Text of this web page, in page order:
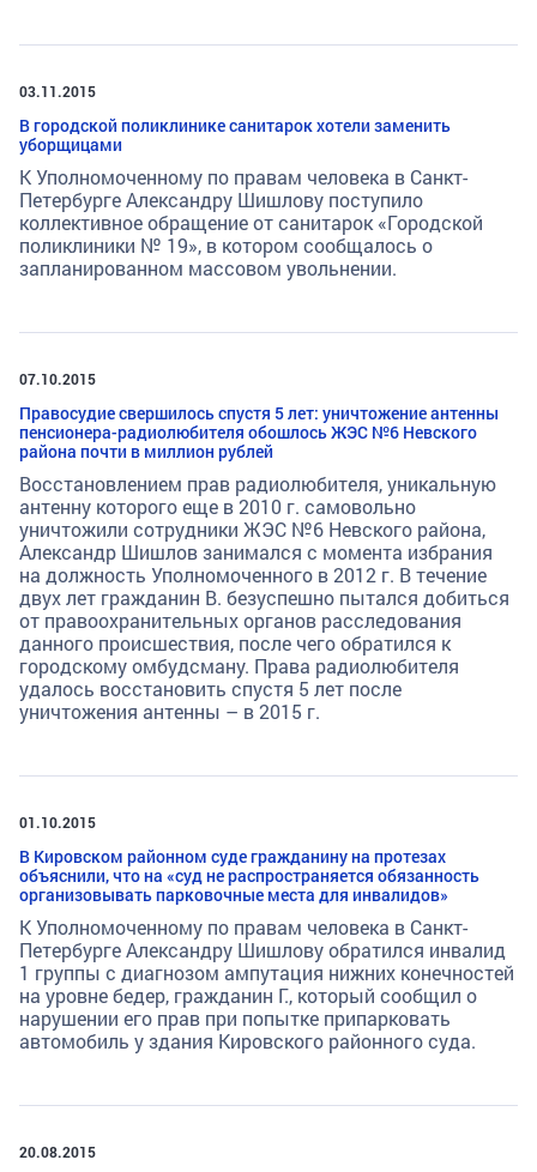
03.11.2015
В городской поликлинике санитарок хотели заменить
уборщицами
К Уполномоченному по правам человека в Санкт-
Петербурге Александру Шишлову поступило
коллективное обращение от санитарок «Городской
поликлиники № 19», в котором сообщалось о
запланированном массовом увольнении.
07.10.2015
Правосудие свершилось спустя 5 лет: уничтожение антенны
пенсионера-радиолюбителя обошлось ЖЭС №6 Невского
района почти в миллион рублей
Восстановлением прав радиолюбителя, уникальную
антенну которого еще в 2010 г. самовольно
уничтожили сотрудники ЖЭС №6 Невского района,
Александр Шишлов занимался с момента избрания
на должность Уполномоченного в 2012 г. В течение
двух лет гражданин В. безуспешно пытался добиться
от правоохранительных органов расследования
данного происшествия, после чего обратился к
городскому омбудсману. Права радиолюбителя
удалось восстановить спустя 5 лет после
уничтожения антенны – в 2015 г.
01.10.2015
В Кировском районном суде гражданину на протезах
объяснили, что на «суд не распространяется обязанность
организовывать парковочные места для инвалидов»
К Уполномоченному по правам человека в Санкт-
Петербурге Александру Шишлову обратился инвалид
1 группы с диагнозом ампутация нижних конечностей
на уровне бедер, гражданин Г., который сообщил о
нарушении его прав при попытке припарковать
автомобиль у здания Кировского районного суда.
20.08.2015